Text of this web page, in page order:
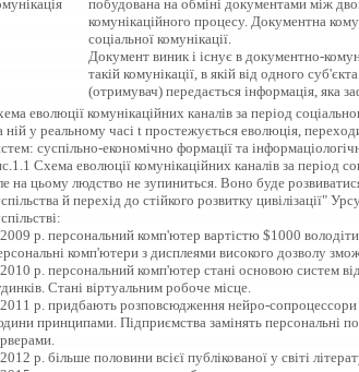
побудована на обміні документами між
комунікаційного процесу. Документна
соціальної комунікації.
Документ виник і існує в документно-
такій комунікації, в якій від одного
(отримувач) передається інформація, яка
еволюції комунікаційних каналів за період
ній у реальному часі t простежується еволюція,
суспільно-економічно формації та
Схема еволюції комунікаційних каналів за період
на цьому людство не зупиниться. Воно буде
й перехід до стійкого розвитку цивілізації"
р. персональний комп'ютер вартістю $1000
комп'ютери з дисплеями високого дозволу
р. персональний комп'ютер стані основою систем
Стані віртуальним робоче місце.
р. придбають розповсюдження нейро-
принципами. Підприємства замінять персональні
р. більше половини всієї публікованої у світі